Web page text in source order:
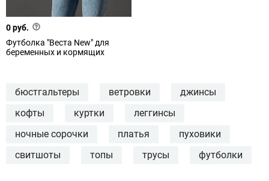
0 руб.
Футболка "Веста New" для
беременных и кормящих
бюстгальтеры ветровки
джинсы
кофты
куртки
леггинсы
ночные сорочки
платья
пуховики
свитшоты
топы трусы футболки